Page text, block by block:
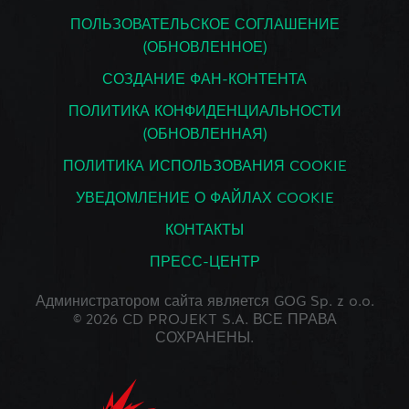
ПОЛЬЗОВАТЕЛЬСКОЕ СОГЛАШЕНИЕ
(ОБНОВЛЕННОЕ)
СОЗДАНИЕ ФАН-КОНТЕНТА
ПОЛИТИКА КОНФИДЕНЦИАЛЬНОСТИ
(ОБНОВЛЕННАЯ)
ПОЛИТИКА ИСПОЛЬЗОВАНИЯ COOKIE
УВЕДОМЛЕНИЕ О ФАЙЛАХ COOKIE
КОНТАКТЫ
ПРЕСС-ЦЕНТР
Администратором сайта является GOG Sp. z o.o.
© 2026 CD PROJEKT S.A. ВСЕ ПРАВА
СОХРАНЕНЫ.